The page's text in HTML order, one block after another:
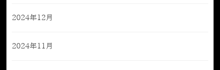
2024年12月
2024年11月